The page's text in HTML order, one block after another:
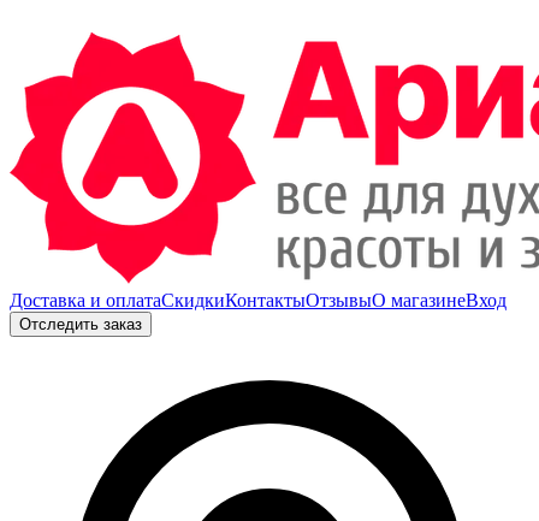
Доставка и оплатаСкидкиКонтактыОтзывыО магазинеВход
Отследить заказ